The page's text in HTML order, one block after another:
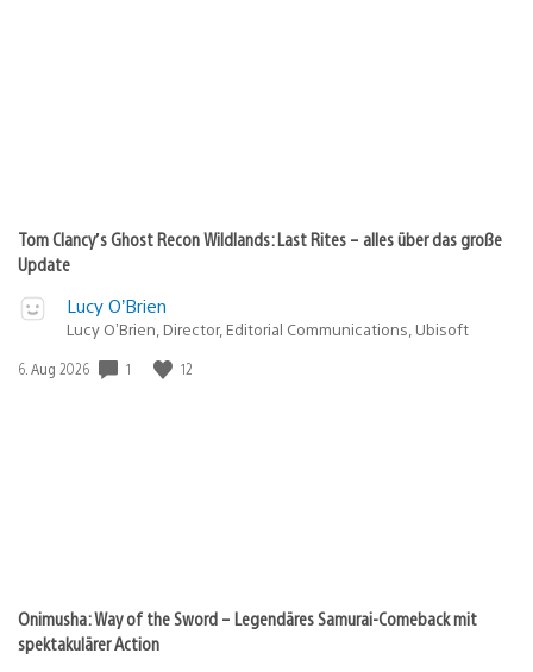
Tom Clancy’s Ghost Recon Wildlands: Last Rites – alles über das große
Update
Lucy O’Brien
Lucy O’Brien, Director, Editorial Communications, Ubisoft
Veröffentlichungsdatum:
6. Aug 2026 1 12
Onimusha: Way of the Sword – Legendäres Samurai-Comeback mit
spektakulärer Action